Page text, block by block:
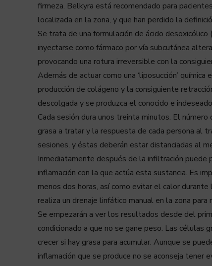
firmeza. Belkyra está recomendado para
localizada en la zona, y que han perdido la
Se trata de una formulación de ácido desoxicólico
inyectarse como fármaco por vía subcutánea
provocando una rotura irreversible con la
Además de actuar como una ‘liposucción’
producción de colágeno y la consiguiente
descolgada y se produzca el conocido e indeseado
Cada sesión dura unos treinta minutos. El
grasa a tratar y la respuesta de cada persona al
sesiones, y éstas deberán estar distanciadas al
Inmediatamente después de la infiltración puede
inflamación con la que actúa esta sustancia. Es
menos dos horas, así como evitar el calor
realiza un drenaje linfático manual en la zona
Se empezarán a ver los resultados desde del
condicionado a que no se gane peso. Las células
crecer si hay grasa para acumular. Aunque se
inflamación que se produce no se aconseja tener